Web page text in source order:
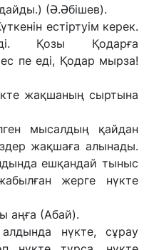
(Ә.Әбішев).
естіртуім керек.
Қозы Қодарға
пе еді, Қодар мырза!
жақшаның сыртына
мысалдың қайдан
жақшаға алынады.
ешқандай тыныс
жерге нүкте
аңға (Абай).
нүкте, сұрау